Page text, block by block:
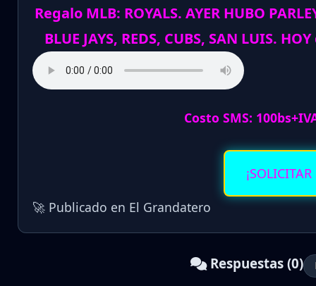
Regalo MLB: ROYALS. AYER HUBO
BLUE JAYS, REDS, CUBS, SAN LUIS.
Costo SMS:
🚀 Publicado en El Grandatero
Respuestas (0)